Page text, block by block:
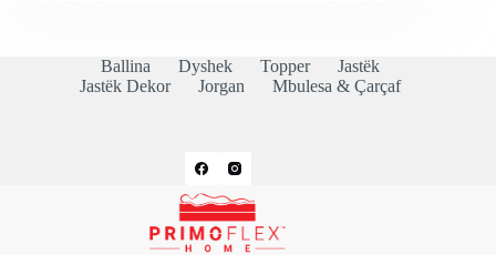
Ballina Dyshek Topper
Jastëk
Jastëk Dekor
Jorgan Mbulesa & Çarçaf